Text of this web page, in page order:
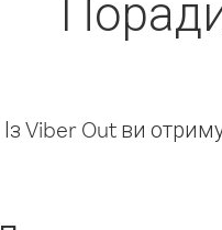
Із Viber Out ви